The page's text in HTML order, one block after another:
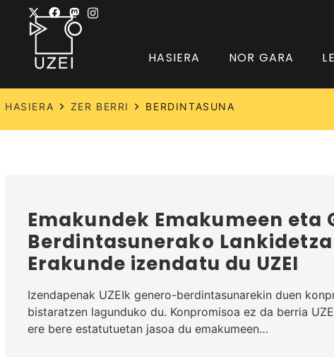
HASIERA NOR GARA
HASIERA ZER BERRI BERDINTASUNA
Emakundek Emakumeen eta
Berdintasunerako Lankidetza
Erakunde izendatu du UZEI
Izendapenak UZEIk genero-berdintasunarekin duen
bistaratzen lagunduko du. Konpromisoa ez da berria
ere bere estatutuetan jasoa du emakumeen…